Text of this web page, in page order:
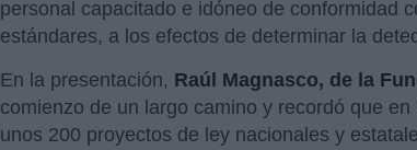
personal capacitado e idóneo de conformidad
estándares, a los efectos de determinar la
En la presentación, Raúl Magnasco, de la
comienzo de un largo camino y recordó que
unos 200 proyectos de ley nacionales y